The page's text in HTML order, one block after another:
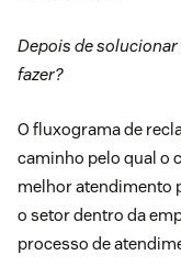
Depois de solucionar
fazer?
O fluxograma de
caminho pelo qual o
melhor atendimento
o setor dentro da
processo de